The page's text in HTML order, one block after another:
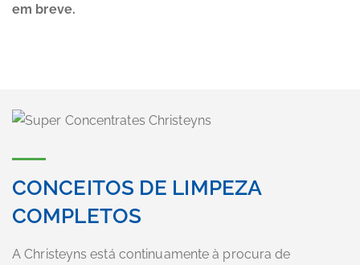
em breve.
CONCEITOS DE LIMPEZA
COMPLETOS
A Christeyns está continuamente à procura de